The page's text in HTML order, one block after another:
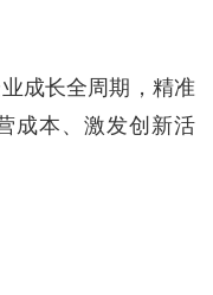
成长全周期，精准
成本、激发创新活